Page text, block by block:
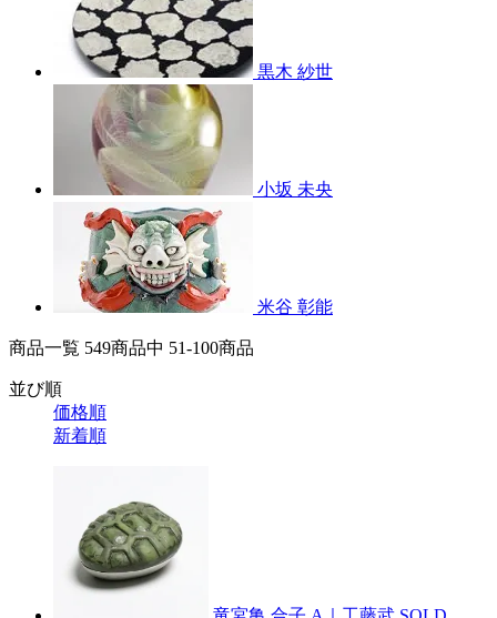
黒木 紗世
小坂 未央
米谷 彰能
商品一覧 549商品中 51-100商品
並び順
価格順
新着順